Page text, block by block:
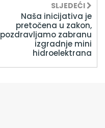
SLJEDEĆI
Naša inicijativa je
pretočena u zakon,
pozdravljamo zabranu
izgradnje mini
hidroelektrana